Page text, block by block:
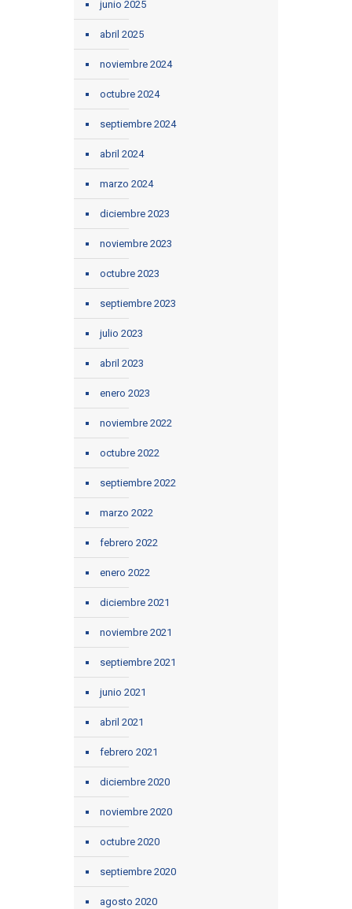
junio 2025
abril 2025
noviembre 2024
octubre 2024
septiembre 2024
abril 2024
marzo 2024
diciembre 2023
noviembre 2023
octubre 2023
septiembre 2023
julio 2023
abril 2023
enero 2023
noviembre 2022
octubre 2022
septiembre 2022
marzo 2022
febrero 2022
enero 2022
diciembre 2021
noviembre 2021
septiembre 2021
junio 2021
abril 2021
febrero 2021
diciembre 2020
noviembre 2020
octubre 2020
septiembre 2020
agosto 2020